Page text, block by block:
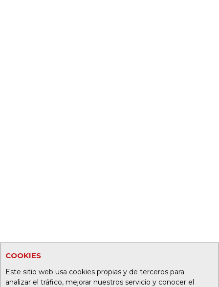
COOKIES
Este sitio web usa cookies propias y de terceros para
analizar el tráfico, mejorar nuestros servicio y conocer el